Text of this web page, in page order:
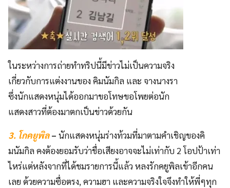
ในระหว่างการถ่ายทำทริปนี้มีข่าวไม่เป็นความจริง
เกี่ยวกับการแต่งงานของ คิมนัมกิล และ จางนางรา
ซึ่งนักแสดงหนุ่มได้ออกมาขอโทษขอโพยต่อนัก
แสดงสาวที่ต้องมาตกเป็นข่าวด้วยกัน
3. โกคยูพิล– นักแสดงหนุ่มร่างท้วมที่มาตามคำเชิญของคิ
มนัมกิล คงต้องยอมรับว่าชื่อเสียงอาจจะไม่เท่ากับ 2 โอปป้าเท่า
ไหร่แต่หลังจากที่ได้ชมรายการนี้แล้ว หลงรักคยูพิลเข้าอีกคน
เลย ด้วยความซื่อตรง, ความฮา และความจริงใจจึงทำให้พี่ๆทุก